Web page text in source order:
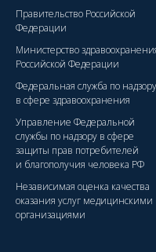
Правительство Российской
Федерации
Министерство
Российской Федерации
Федеральная служба по надзору
в сфере здравоохранения
Управление Федеральной
службы по надзору в сфере
защиты прав потребителей
и благополучия человека РФ
Независимая оценка качества
оказания услуг медицинскими
организациями